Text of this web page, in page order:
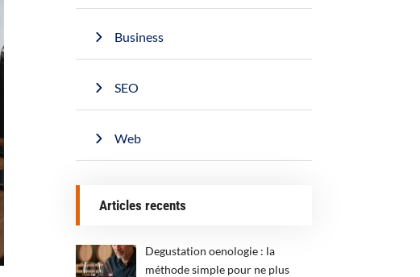
Business
SEO
Web
Articles recents
Degustation oenologie : la
méthode simple pour ne plus